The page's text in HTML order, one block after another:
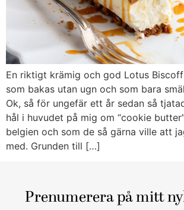
En riktigt krämig och god Lotus
som bakas utan ugn och som bara
Ok, så för ungefär ett år sedan så
hål i huvudet på mig om “cookie
belgien och som de så gärna ville att
med. Grunden till […]
Prenumerera på mitt